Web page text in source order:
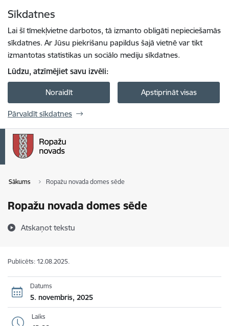
Sīkdatnes
Lai šī tīmekļvietne darbotos, tā izmanto obligāti nepieciešamās
sīkdatnes. Ar Jūsu piekrišanu papildus šajā vietnē var tikt
izmantotas statistikas un sociālo mediju sīkdatnes.
Lūdzu, atzīmējiet savu izvēli:
Noraidīt Apstiprināt visas
Pārvaldīt sīkdatnes
Sākums Ropažu novada domes sēde
Ropažu novada domes sēde
Atskaņot tekstu
Publicēts: 12.08.2025.
Datums
5. novembris, 2025
Laiks